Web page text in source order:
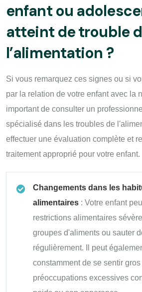
enfant ou
atteint de trouble
l’alimentation ?
Si vous remarquez ces signes ou si
par la relation de votre enfant avec la
important de consulter un
spécialisé dans les troubles de
effectuer une évaluation complète et
traitement approprié pour votre enfant.
Changements dans les
alimentaires : Votre enfant
restrictions alimentaires
groupes d'aliments ou sauter
régulièrement. Il peut
constamment de se sentir
préoccupations excessives